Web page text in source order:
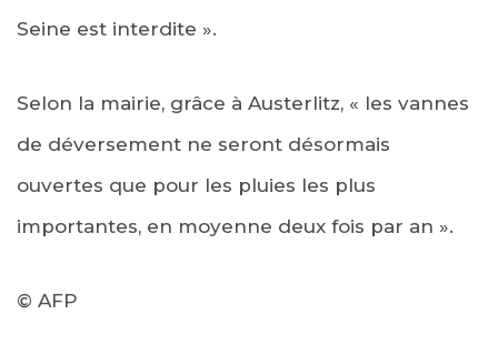
Seine est interdite ».
Selon la mairie, grâce à Austerlitz, « les vannes
de déversement ne seront désormais
ouvertes que pour les pluies les plus
importantes, en moyenne deux fois par an ».
© AFP